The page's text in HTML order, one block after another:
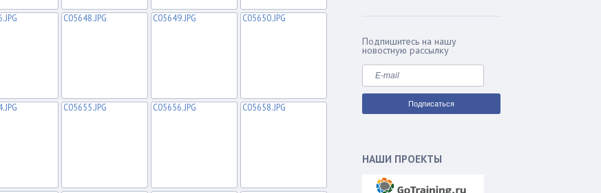
Подпишитесь на нашу
новостную рассылку
НАШИ ПРОЕКТЫ